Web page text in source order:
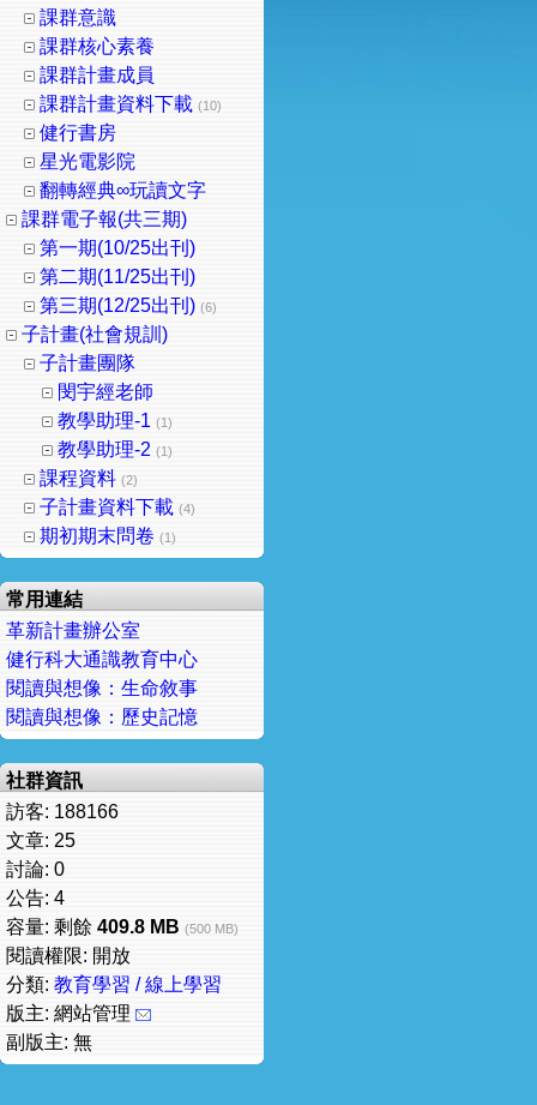
課群意識
課群核心素養
課群計畫成員
課群計畫資料下載 (10)
健行書房
星光電影院
翻轉經典∞玩讀文字
課群電子報(共三期)
第一期(10/25出刊)
第二期(11/25出刊)
第三期(12/25出刊) (6)
子計畫(社會規訓)
子計畫團隊
閔宇經老師
教學助理-1 (1)
教學助理-2 (1)
課程資料 (2)
子計畫資料下載 (4)
期初期末問卷 (1)
常用連結
革新計畫辦公室
健行科大通識教育中心
閱讀與想像：生命敘事
閱讀與想像：歷史記憶
社群資訊
訪客: 188166
文章: 25
討論: 0
公告: 4
容量: 剩餘 409.8 MB (500 MB)
閱讀權限: 開放
分類: 教育學習 / 線上學習
版主: 網站管理
副版主: 無